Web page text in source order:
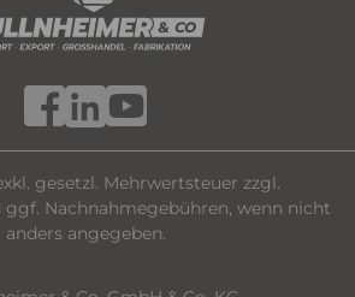
gesetzl. Mehrwertsteuer zzgl.
ggf. Nachnahmegebühren, wenn nicht
anders angegeben.